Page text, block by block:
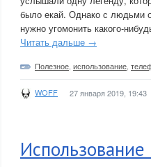
было екай. Однако с людьми
нужно угомонить какого-
Читать дальше →
Полезное использование
WOFF 27 января 2019, 19:43